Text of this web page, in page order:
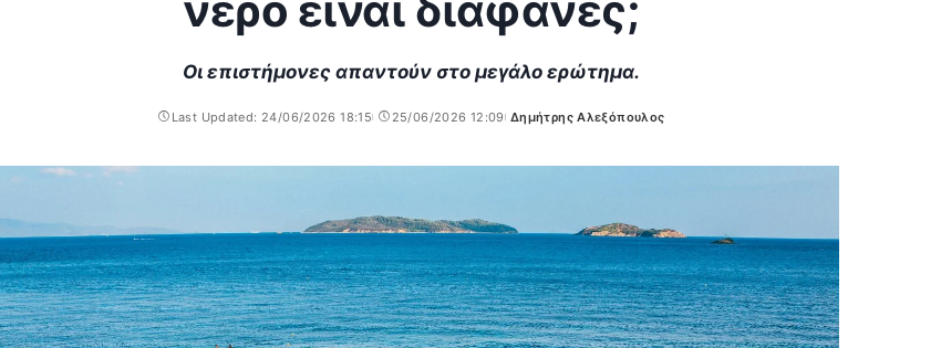
Οι επιστήμονες απαντούν στο μεγάλο ερώτημα.
Last Updated: 24/06/2026 18:15 25/06/2026 12:09
Posted
Δημήτρης Αλεξόπουλος